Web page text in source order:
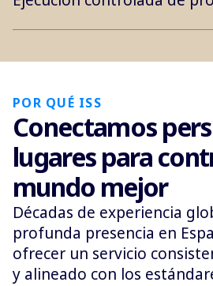
POR QUÉ ISS
Conectamos
lugares para
mundo mejor
Décadas de experiencia
profunda presencia en
ofrecer un servicio
y alineado con los